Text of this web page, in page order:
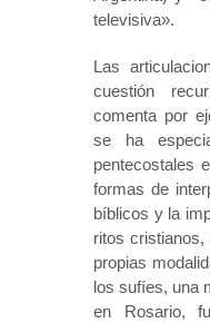
televisiva».
Las
cuestión
comenta por
se ha
pentecostales
formas de
bíblicos y la
ritos
propias
los sufíes, una
en Rosario,